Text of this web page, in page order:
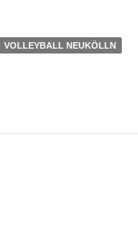
VOLLEYBALL NEUKÖLLN